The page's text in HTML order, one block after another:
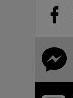
Note,
Note,